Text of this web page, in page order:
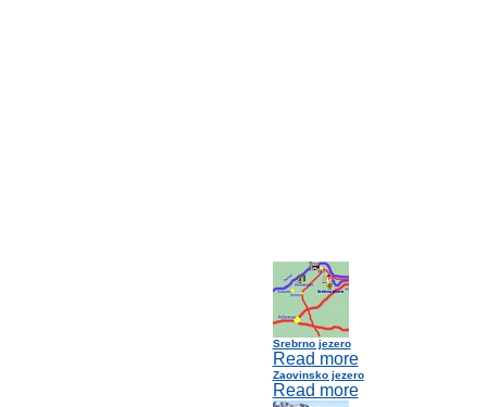
Srebrno jezero
Read more
Zaovinsko jezero
Read more